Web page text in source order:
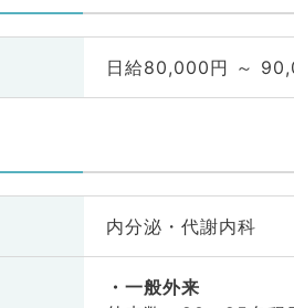
日給80,000円 ～
内分泌・代謝内科
一般外来